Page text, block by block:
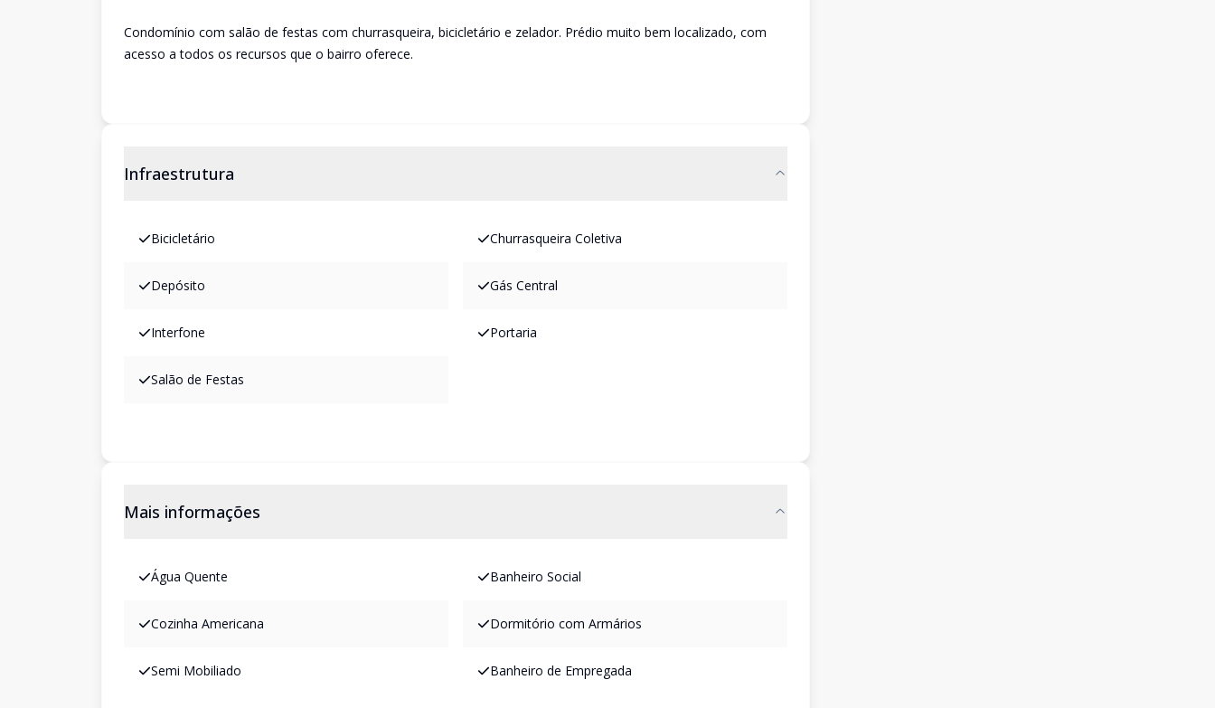
Condomínio com salão de festas com churrasqueira, bicicletário e zelador. Prédio muito bem localizado, com
acesso a todos os recursos que o bairro oferece.
Infraestrutura
Bicicletário Churrasqueira Coletiva
Depósito Gás Central
Interfone Portaria
Salão de Festas
Mais informações
Água Quente Banheiro Social
Cozinha Americana Dormitório com Armários
Semi Mobiliado Banheiro de Empregada